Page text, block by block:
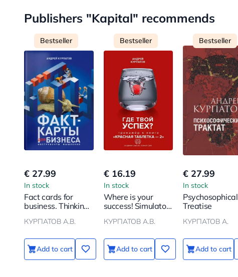
Publishers "Kapital" recommends
Bestseller
€ 27.99
In stock
Fact cards for
business. Thinking
КУРПАТОВ А.В.
Add to cart
Bestseller
€ 16.19
In stock
Where is your
success! Simulator
Pill - 2
КУРПАТОВ А.В.
Add to cart
Bestseller
€ 27.99
In stock
Psychosophical
Treatise
КУРПАТОВ А.
Add to cart